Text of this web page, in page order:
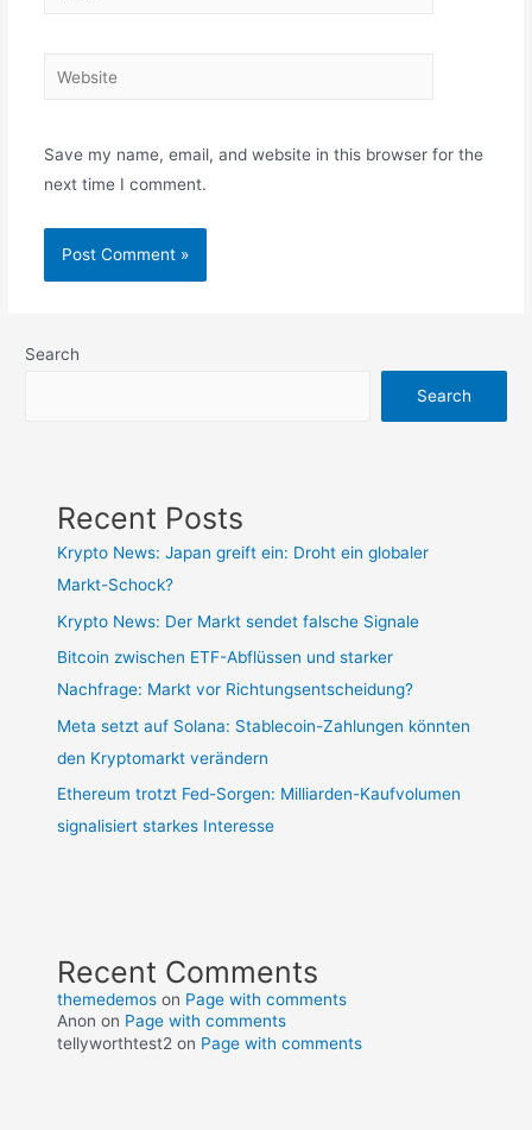
Website
Save my name, email, and website in this browser for the
next time I comment.
Search
Search
Recent Posts
Krypto News: Japan greift ein: Droht ein globaler
Markt-Schock?
Krypto News: Der Markt sendet falsche Signale
Bitcoin zwischen ETF-Abflüssen und starker
Nachfrage: Markt vor Richtungsentscheidung?
Meta setzt auf Solana: Stablecoin-Zahlungen könnten
den Kryptomarkt verändern
Ethereum trotzt Fed-Sorgen: Milliarden-Kaufvolumen
signalisiert starkes Interesse
Recent Comments
themedemos on Page with comments
Anon on Page with comments
tellyworthtest2 on Page with comments